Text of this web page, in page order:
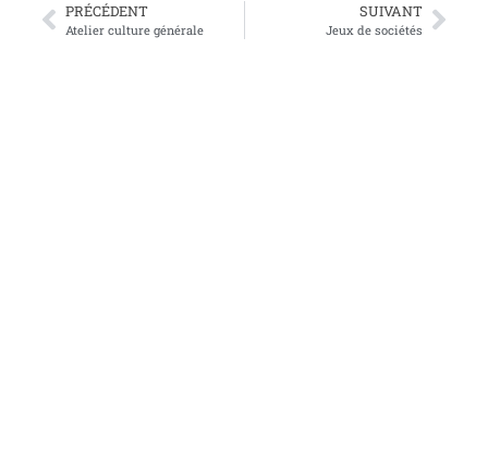
PRÉCÉDENT
Atelier culture générale
SUIVANT
Jeux de sociétés